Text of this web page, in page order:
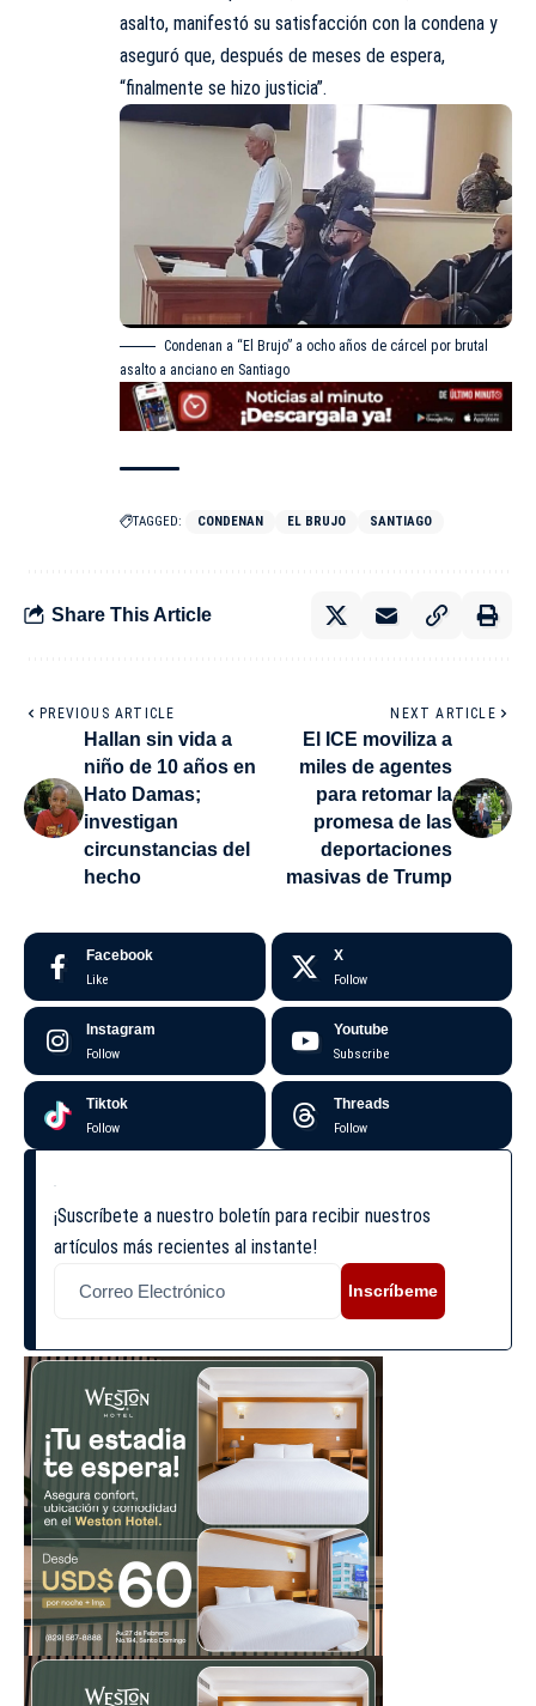
asalto, manifestó su satisfacción con la condena y
aseguró que, después de meses de espera,
“finalmente se hizo justicia”.
Condenan a “El Brujo” a ocho años de cárcel por brutal
asalto a anciano en Santiago
TAGGED: CONDENAN EL BRUJO SANTIAGO
Share This Article
PREVIOUS ARTICLE
Hallan sin vida a
niño de 10 años en
Hato Damas;
investigan
circunstancias del
hecho
NEXT ARTICLE
El ICE moviliza a
miles de agentes
para retomar la
promesa de las
deportaciones
masivas de Trump
Facebook
Like
X
Follow
Instagram
Follow
Youtube
Subscribe
Tiktok
Follow
Threads
Follow
¡Suscríbete a nuestro boletín para recibir nuestros
artículos más recientes al instante!
Inscríbeme